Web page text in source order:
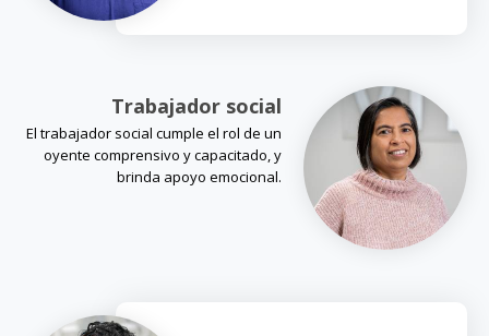
Trabajador social
El trabajador social cumple el rol de un
oyente comprensivo y capacitado, y
brinda apoyo emocional.